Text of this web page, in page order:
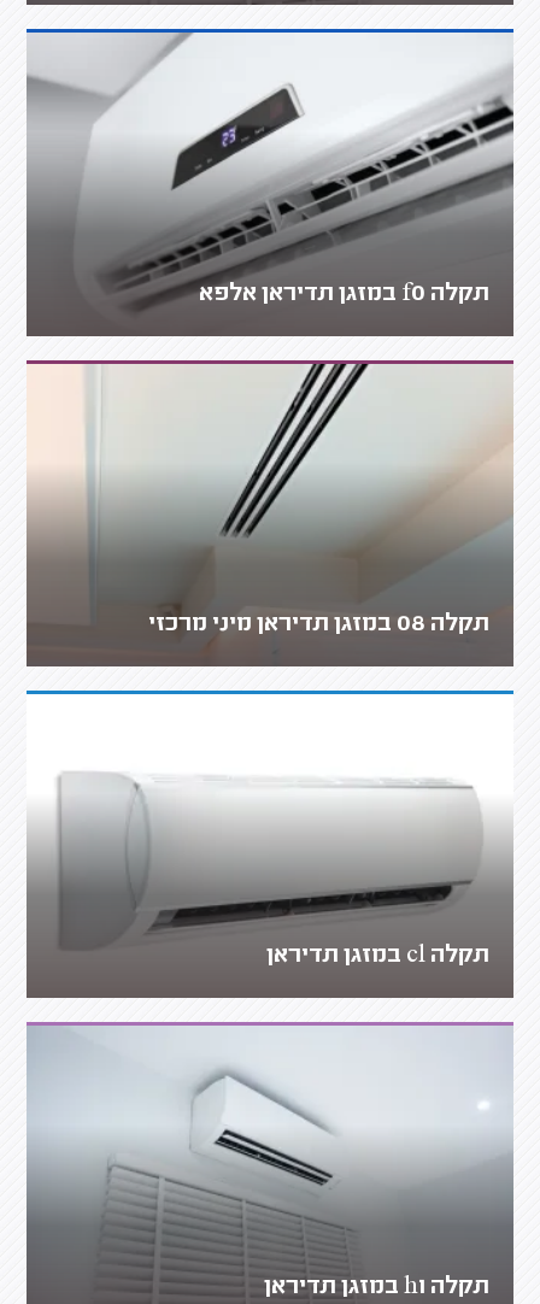
תקלה f0 במזגן תדיראן אלפא
תקלה 08 במזגן תדיראן מיני מרכזי
תקלה cl במזגן תדיראן
תקלה h1 במזגן תדיראן